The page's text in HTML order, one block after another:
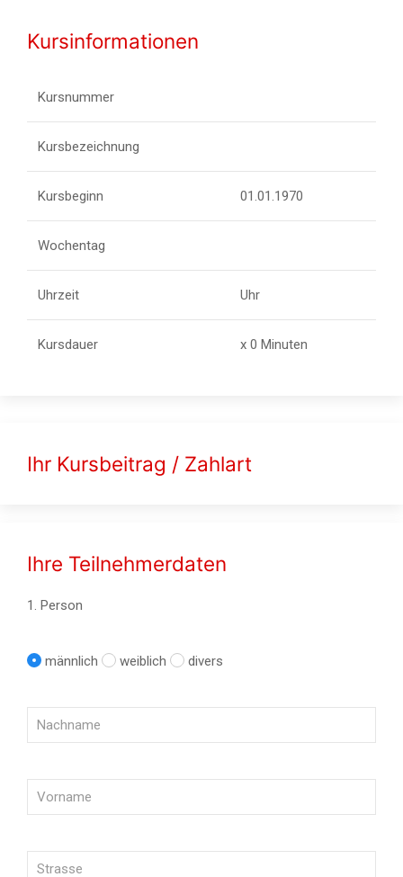
Kursinformationen
Kursnummer
Kursbezeichnung
Kursbeginn 01.01.1970
Wochentag
Uhrzeit Uhr
Kursdauer x 0 Minuten
Ihr Kursbeitrag / Zahlart
Ihre Teilnehmerdaten
1. Person
männlich weiblich divers